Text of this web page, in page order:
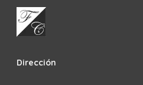
Dirección